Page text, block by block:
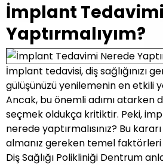
İmplant
Yaptırmalıyım?
İmplant tedavisi, diş sağlığınızı
gülüşünüzü yenilemenin en etkili
Ancak, bu önemli adımı atarken
seçmek oldukça kritiktir. Peki,
nerede yaptırmalısınız? Bu
almanız gereken temel faktörleri
Diş Sağlığı Polikliniği Dentrum